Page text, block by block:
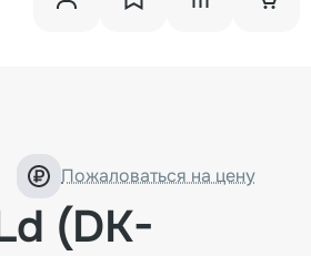
Пожаловаться на цену
(DK-